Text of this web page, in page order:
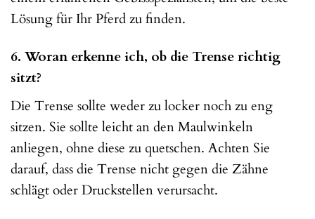
Lösung für Ihr Pferd zu finden.
6. Woran erkenne ich, ob die Trense richtig
sitzt?
Die Trense sollte weder zu locker noch zu eng
sitzen. Sie sollte leicht an den Maulwinkeln
anliegen, ohne diese zu quetschen. Achten Sie
darauf, dass die Trense nicht gegen die Zähne
schlägt oder Druckstellen verursacht.